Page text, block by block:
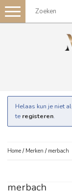
Toggle
navigation
Helaas kun je niet
te registeren.
Home / Merken / merbach
merbach